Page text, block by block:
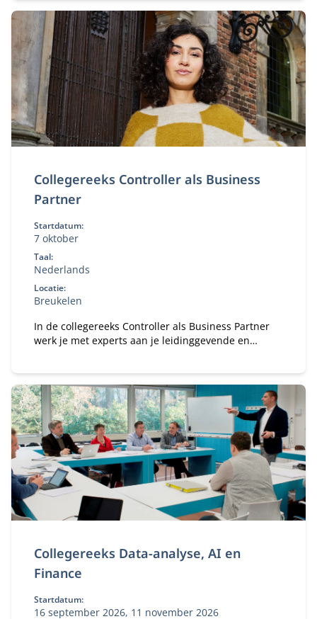
Collegereeks Controller als Business
Partner
Startdatum:
7 oktober
Taal:
Nederlands
Locatie:
Breukelen
In de collegereeks Controller als Business Partner
werk je met experts aan je leidinggevende en
Collegereeks Data-analyse, AI en
Finance
Startdatum:
16 september 2026, 11 november 2026